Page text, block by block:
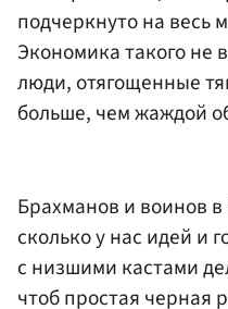
подчеркнуто на весь
Экономика такого не
люди, отягощенные
больше, чем жаждой
Брахманов и воинов
сколько у нас идей и
с низшими кастами
чтоб простая черная